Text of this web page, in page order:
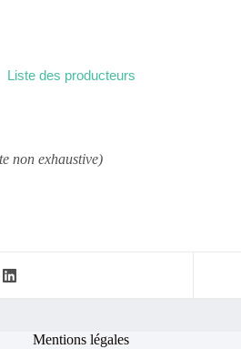
Liste des producteurs
non exhaustive)
Mentions légales